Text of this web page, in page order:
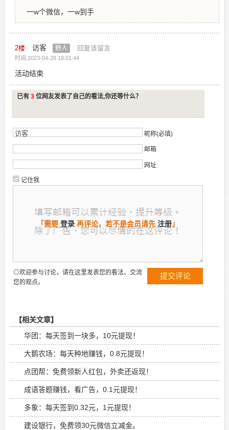
一w个微信，一w到手
2楼 访客 野人 回复该留言
时间:2023-04-28 18:01:44
活动结束
已有3 位网友发表了自己的看法,你还等什么？
昵称(必填)
邮箱
网址
记住我
◎欢迎参与讨论，请在这里发表您的看法、交流
您的观点。
【相关文章】
华团：每天签到一块多，10元提现！
大鹅农场：每天种地赚钱，0.8元提现！
点团帮：免费领新人红包，外卖还返现！
成语答题赚钱，看广告，0.1元提现！
多象：每天签到0.32元，1元提现！
建设银行，免费领30元微信立减金。
「需要 登录 再评论，若不是会员请先 注册」